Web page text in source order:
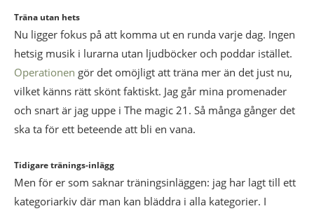
Träna utan hets
Nu ligger fokus på att komma ut en runda varje dag. Ingen
hetsig musik i lurarna utan ljudböcker och poddar istället.
Operationen gör det omöjligt att träna mer än det just nu,
vilket känns rätt skönt faktiskt. Jag går mina promenader
och snart är jag uppe i The magic 21. Så många gånger det
ska ta för ett beteende att bli en vana.
Tidigare tränings-inlägg
Men för er som saknar träningsinläggen: jag har lagt till ett
kategoriarkiv där man kan bläddra i alla kategorier. I